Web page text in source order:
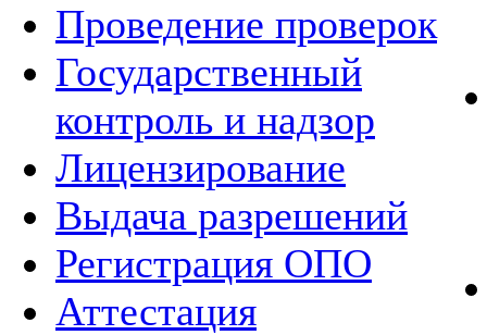
Проведение проверок
Государственный
контроль и надзор
Лицензирование
Выдача разрешений
Регистрация ОПО
Аттестация